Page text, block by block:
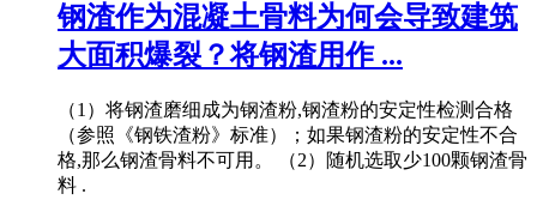
钢渣作为混凝土骨料为何会导致建筑
大面积爆裂？将钢渣用作 ...
（1）将钢渣磨细成为钢渣粉,钢渣粉的安定性检测合格
（参照《钢铁渣粉》标准）；如果钢渣粉的安定性不合
格,那么钢渣骨料不可用。 （2）随机选取少100颗钢渣骨
料 .